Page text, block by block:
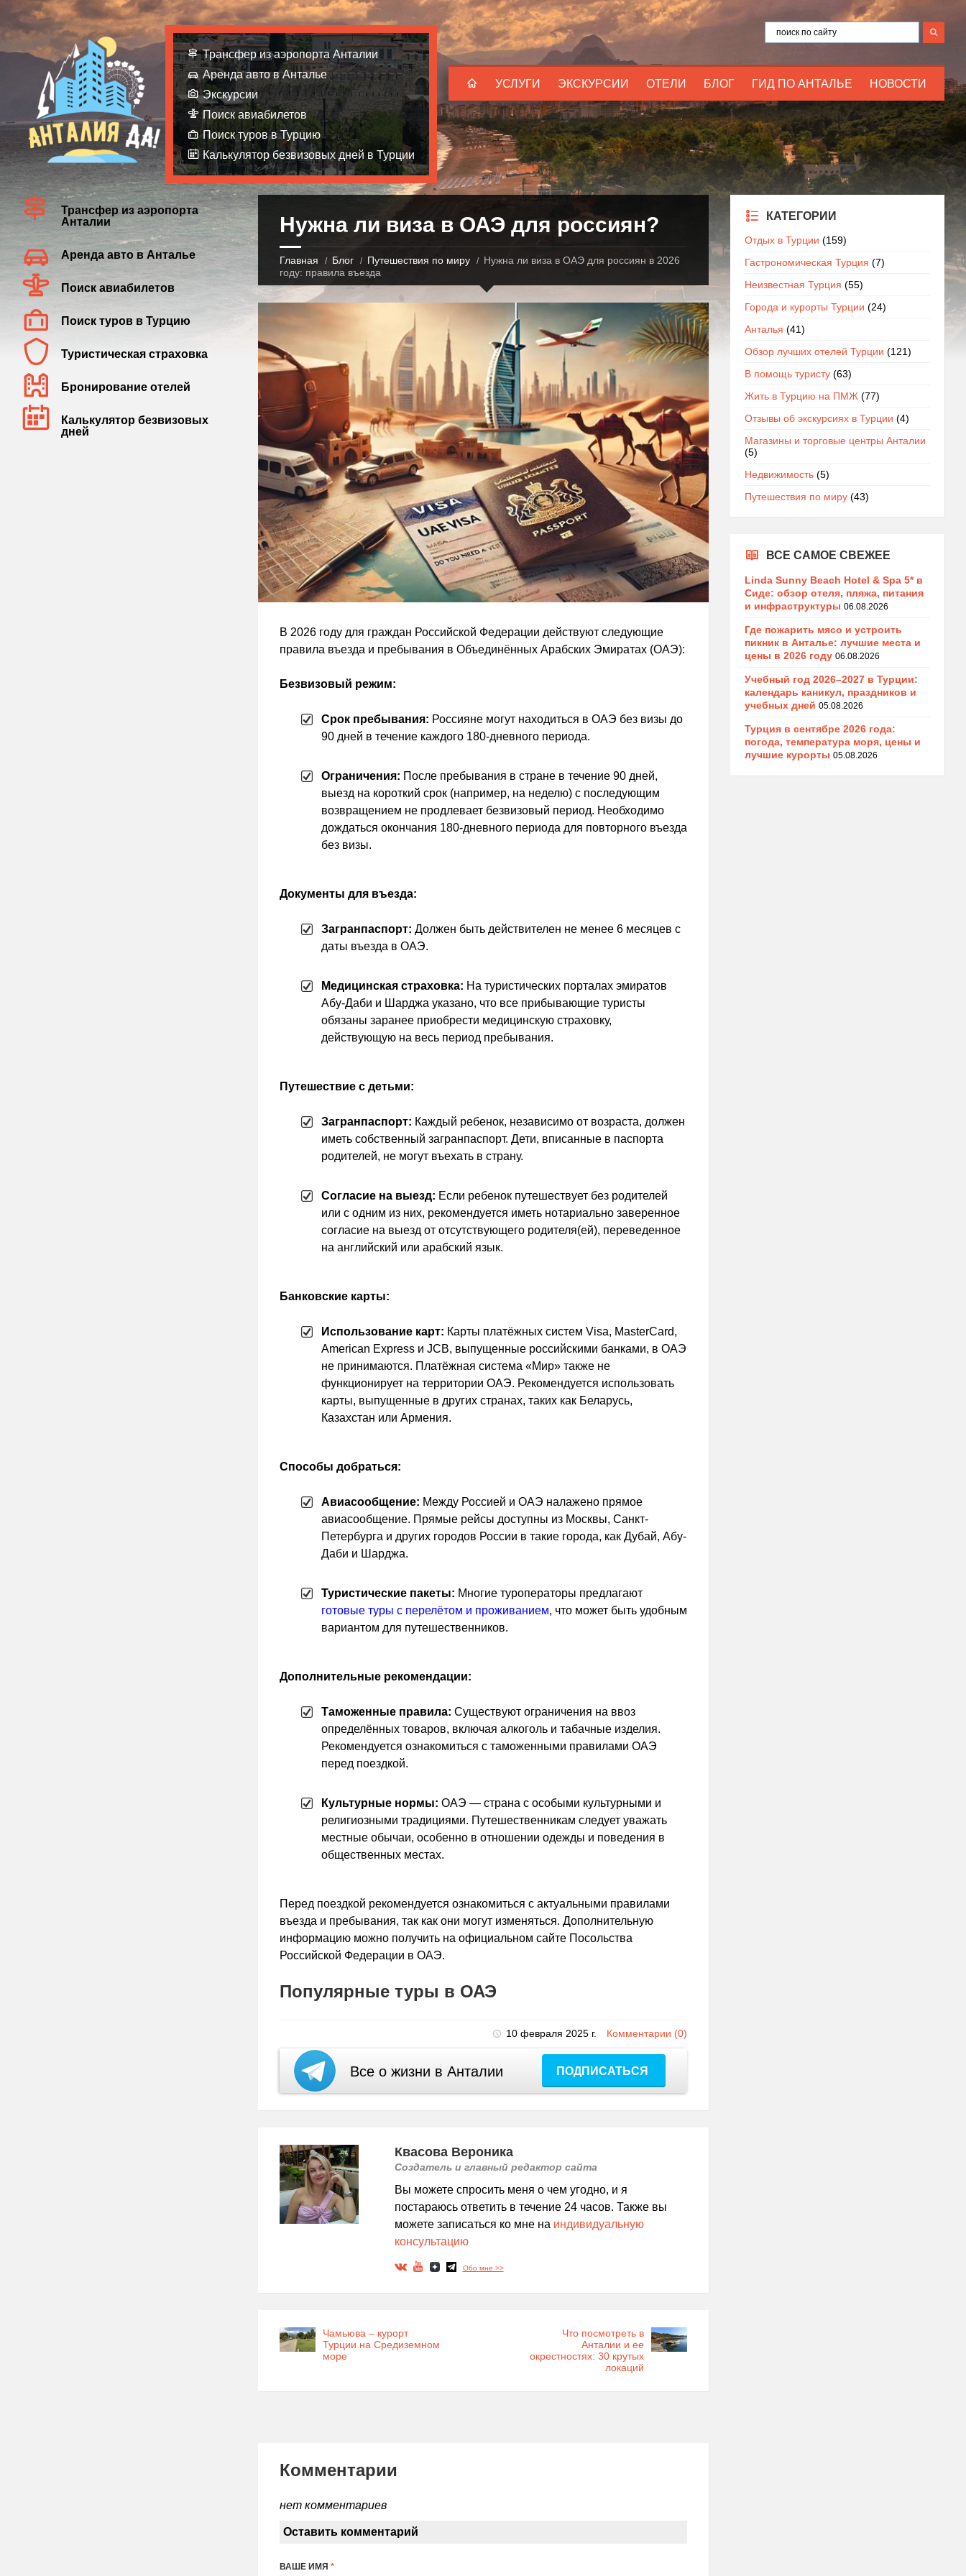
УСЛУГИ ЭКСКУРСИИ ОТЕЛИ БЛОГ ГИД ПО АНТАЛЬЕ НОВОСТИ
Трансфер из аэропорта Анталии
Аренда авто в Анталье
Экскурсии
Поиск авиабилетов
Поиск туров в Турцию
Калькулятор безвизовых дней в Турции
Нужна ли виза в ОАЭ для россиян?
Главная Блог Путешествия по миру
Нужна ли виза в ОАЭ для россиян в 2026
году: правила въезда
В 2026 году для граждан Российской Федерации действуют следующие
правила въезда и пребывания в Объединённых Арабских Эмиратах (ОАЭ):
Безвизовый режим:
Срок пребывания: Россияне могут находиться в ОАЭ без визы до
90 дней в течение каждого 180-дневного периода.
Ограничения: После пребывания в стране в течение 90 дней,
выезд на короткий срок (например, на неделю) с последующим
возвращением не продлевает безвизовый период. Необходимо
дождаться окончания 180-дневного периода для повторного въезда
без визы.
Документы для въезда:
Загранпаспорт: Должен быть действителен не менее 6 месяцев с
даты въезда в ОАЭ.
Медицинская страховка: На туристических порталах эмиратов
Абу-Даби и Шарджа указано, что все прибывающие туристы
обязаны заранее приобрести медицинскую страховку,
действующую на весь период пребывания.
Путешествие с детьми:
Загранпаспорт: Каждый ребенок, независимо от возраста, должен
иметь собственный загранпаспорт. Дети, вписанные в паспорта
родителей, не могут въехать в страну.
Согласие на выезд: Если ребенок путешествует без родителей
или с одним из них, рекомендуется иметь нотариально заверенное
согласие на выезд от отсутствующего родителя(ей), переведенное
на английский или арабский язык.
Банковские карты:
Использование карт: Карты платёжных систем Visa, MasterCard,
American Express и JCB, выпущенные российскими банками, в ОАЭ
не принимаются. Платёжная система «Мир» также не
функционирует на территории ОАЭ. Рекомендуется использовать
карты, выпущенные в других странах, таких как Беларусь,
Казахстан или Армения.
Способы добраться:
Авиасообщение: Между Россией и ОАЭ налажено прямое
авиасообщение. Прямые рейсы доступны из Москвы, Санкт-
Петербурга и других городов России в такие города, как Дубай, Абу-
Даби и Шарджа.
Туристические пакеты: Многие туроператоры предлагают
готовые туры с перелётом и проживанием, что может быть удобным
вариантом для путешественников.
Дополнительные рекомендации:
Таможенные правила: Существуют ограничения на ввоз
определённых товаров, включая алкоголь и табачные изделия.
Рекомендуется ознакомиться с таможенными правилами ОАЭ
перед поездкой.
Культурные нормы: ОАЭ — страна с особыми культурными и
религиозными традициями. Путешественникам следует уважать
местные обычаи, особенно в отношении одежды и поведения в
общественных местах.
Перед поездкой рекомендуется ознакомиться с актуальными правилами
въезда и пребывания, так как они могут изменяться. Дополнительную
информацию можно получить на официальном сайте Посольства
Российской Федерации в ОАЭ.
Популярные туры в ОАЭ
10 февраля 2025 г. Комментарии (0)
Все о жизни в Анталии ПОДПИСАТЬСЯ
Квасова Вероника
Создатель и главный редактор сайта
Вы можете спросить меня о чем угодно, и я
постараюсь ответить в течение 24 часов. Также вы
можете записаться ко мне на индивидуальную
консультацию
Обо мне >>
Чамьюва – курорт
Турции на Средиземном
море
Что посмотреть в
Анталии и ее
окрестностях: 30 крутых
локаций
Комментарии
нет комментариев
Оставить комментарий
ВАШЕ ИМЯ *
Трансфер из аэропорта
Анталии
Аренда авто в Анталье
Поиск авиабилетов
Поиск туров в Турцию
Туристическая страховка
Бронирование отелей
Калькулятор безвизовых
дней
КАТЕГОРИИ
Отдых в Турции (159)
Гастрономическая Турция (7)
Неизвестная Турция (55)
Города и курорты Турции (24)
Анталья (41)
Обзор лучших отелей Турции (121)
В помощь туристу(63)
Жить в Турцию на ПМЖ(77)
Отзывы об экскурсиях в Турции (4)
Магазины и торговые центры Анталии
(5)
Недвижимость(5)
Путешествия по миру(43)
ВСЕ САМОЕ СВЕЖЕЕ
Linda Sunny Beach Hotel & Spa 5* в
Сиде: обзор отеля, пляжа, питания
и инфраструктуры 06.08.2026
Где пожарить мясо и устроить
пикник в Анталье: лучшие места и
цены в 2026 году 06.08.2026
Учебный год 2026–2027 в Турции:
календарь каникул, праздников и
учебных дней 05.08.2026
Турция в сентябре 2026 года:
погода, температура моря, цены и
лучшие курорты 05.08.2026